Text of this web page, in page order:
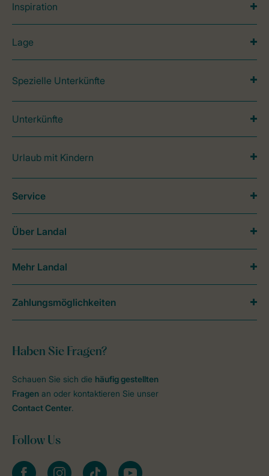
Inspiration
Lage
Spezielle Unterkünfte
Unterkünfte
Urlaub mit Kindern
Haben Sie Fragen?
Schauen Sie sich die häufig gestellten
Fragen an oder kontaktieren Sie unser
Contact Center.
Follow Us
facebookinstagramtiktok youtube
Service
Über Landal
Mehr Landal
Zahlungsmöglichkeiten